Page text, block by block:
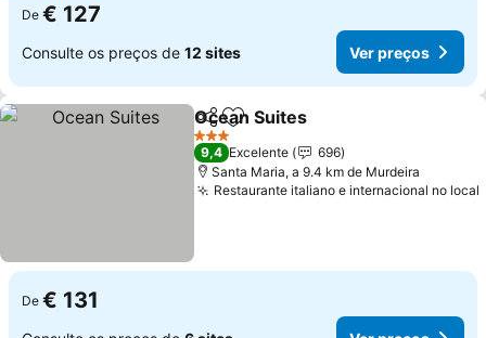
De € 127
Consulte os preços de 12 sites Ver preços
PartilharAdicionar aos favoritos
Ocean Suites
3 Estrelas
9,4 Excelente
696
Santa Maria, a 9.4 km de Murdeira
Restaurante italiano e internacional no local
De € 131